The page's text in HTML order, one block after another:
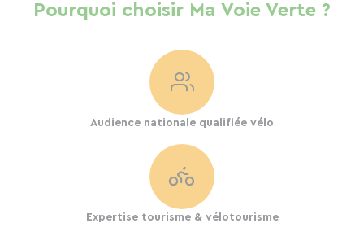
Pourquoi choisir Ma Voie Verte ?
Audience nationale qualifiée vélo
Expertise tourisme & vélotourisme